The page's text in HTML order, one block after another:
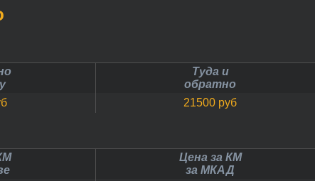
Туда и
обратно
21500 руб
Цена за КМ
за МКАД